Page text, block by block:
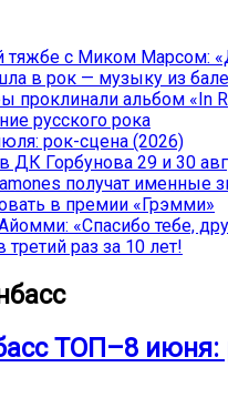
тяжбе с Миком Марсом:
в рок — музыку из
проклинали альбом «In
русского рока
рок-сцена (2026)
Горбунова 29 и 30
получат именные
в премии «Грэмми»
«Спасибо тебе,
третий раз за 10 лет!
ТОП–8 июня: